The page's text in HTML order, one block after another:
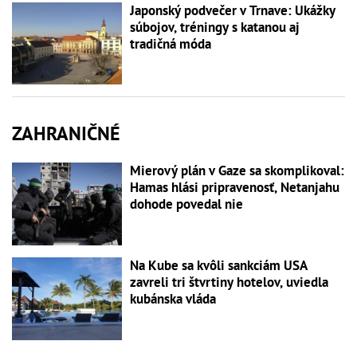
Japonský podvečer v Trnave: Ukážky
súbojov, tréningy s katanou aj
tradičná móda
ZAHRANIČNÉ
Mierový plán v Gaze sa skomplikoval:
Hamas hlási pripravenosť, Netanjahu
dohode povedal nie
Na Kube sa kvôli sankciám USA
zavreli tri štvrtiny hotelov, uviedla
kubánska vláda